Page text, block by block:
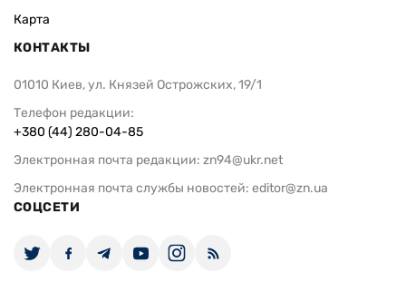
Карта
КОНТАКТЫ
01010 Киев, ул. Князей Острожских, 19/1
Телефон редакции:
+380 (44) 280-04-85
Электронная почта редакции: zn94@ukr.net
Электронная почта службы новостей: editor@zn.ua
СОЦСЕТИ